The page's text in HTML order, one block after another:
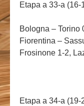
Etapa a 33-a
Bologna – Torino
Fiorentina –
Frosinone 1-2,
Etapa a 34-a